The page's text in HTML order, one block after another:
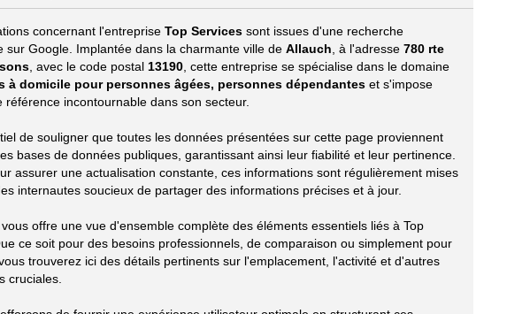
concernant l'entreprise Top Services sont issues d'une recherche
sur Google. Implantée dans la charmante ville de Allauch , à l'adresse 780 rte
, avec le code postal 13190 , cette entreprise se spécialise dans le domaine
à domicile pour personnes âgées, personnes dépendantes et s'impose
référence incontournable dans son secteur.
de souligner que toutes les données présentées sur cette page proviennent
bases de données publiques, garantissant ainsi leur fiabilité et leur pertinence.
assurer une actualisation constante, ces informations sont régulièrement mises
internautes soucieux de partager des informations précises et à jour.
offre une vue d'ensemble complète des éléments essentiels liés à Top
ce soit pour des besoins professionnels, de comparaison ou simplement pour
trouverez ici des détails pertinents sur l'emplacement, l'activité et d'autres
cruciales.